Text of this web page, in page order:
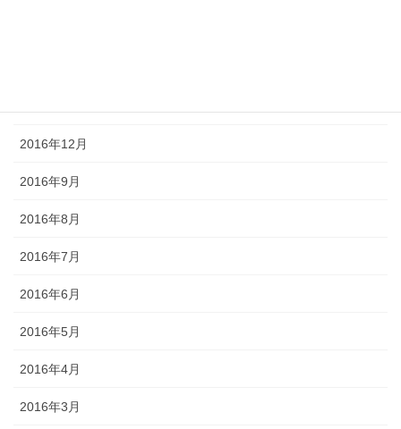
2016年12月
2016年9月
2016年8月
2016年7月
2016年6月
2016年5月
2016年4月
2016年3月